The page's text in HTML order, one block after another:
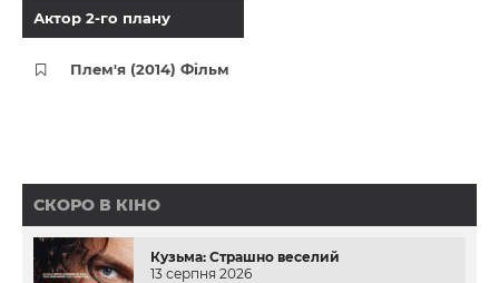
Актор 2-го плану
Плем'я (2014) Фільм
СКОРО В КІНО
Кузьма: Страшно веселий
13 серпня 2026